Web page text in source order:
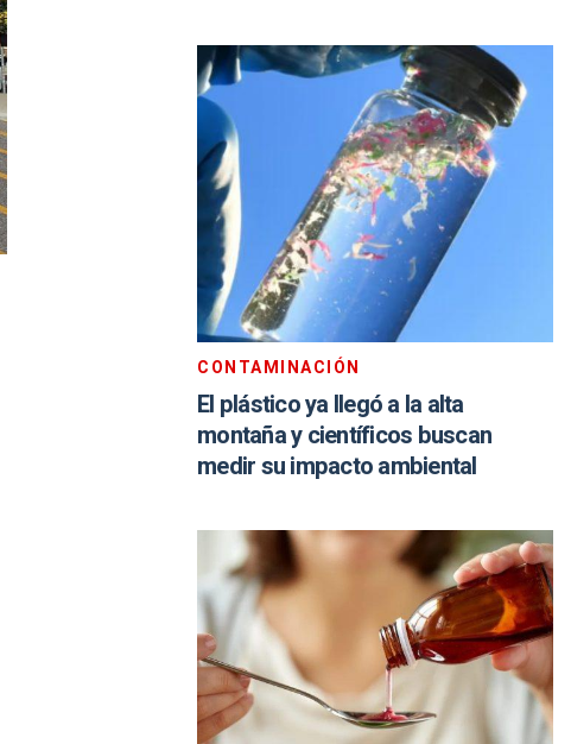
CONTAMINACIÓN
El plástico ya llegó a la alta
montaña y científicos buscan
medir su impacto ambiental